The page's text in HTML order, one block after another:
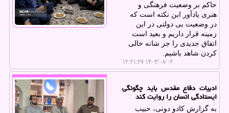
حاکم بر وضعیت فرهنگی و
هنری یادآور این نکته است که
در وضعیت بی دولتی در این
زمینه قرار داریم و بعید است
اتفاق جدیدی را جز شانه خالی
کردن شاهد باشیم.
۱۴۰۴/۰۸/۰۲ ۱۲:۲۱:۲۷
ادبیات دفاع مقدس باید چگونگی
ایستادگی انسان را روایت کند
به گزارش کادو دونی، حبیب